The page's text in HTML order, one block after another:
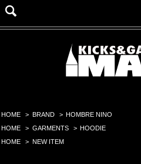
HOME > BRAND > HOMBRE NINO
HOME
> GARMENTS > HOODIE
HOME
> NEW ITEM